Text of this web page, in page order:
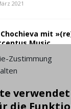
Zustimmung
die
2021
mit
Music
2021